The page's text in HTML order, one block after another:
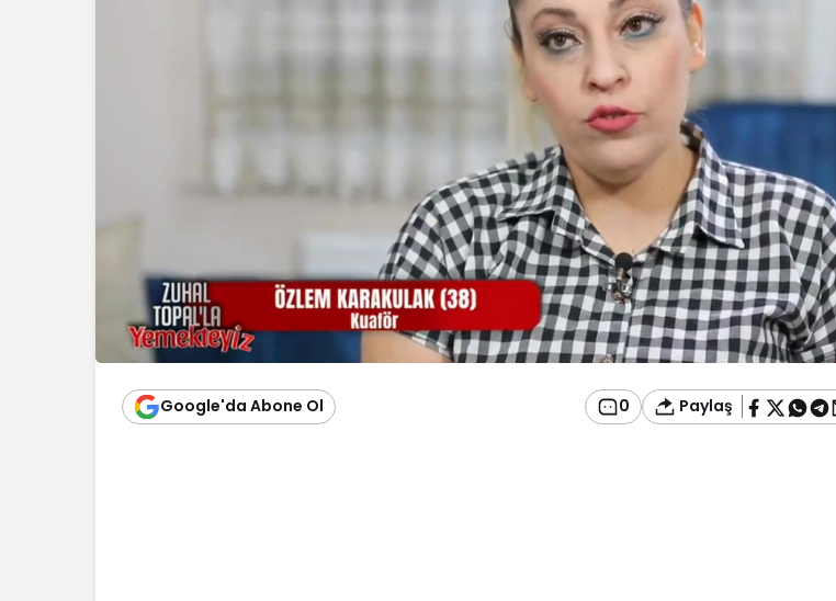
Google'da Abone Ol 0 Paylaş